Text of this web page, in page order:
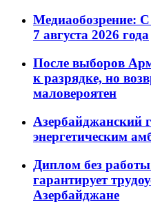
Медиаобозрение: С
7 августа 2026 года
После выборов
к разрядке, но
маловероятен
Азербайджанский
энергетическим
Диплом без
гарантирует
Азербайджане